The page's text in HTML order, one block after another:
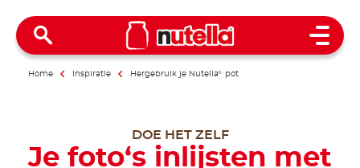
Open
Home Inspiratie Hergebruik je Nutella® pot
DOE HET ZELF
Je foto‘s inlijsten met